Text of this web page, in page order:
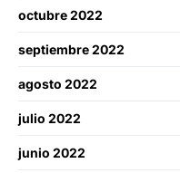
octubre 2022
septiembre 2022
agosto 2022
julio 2022
junio 2022